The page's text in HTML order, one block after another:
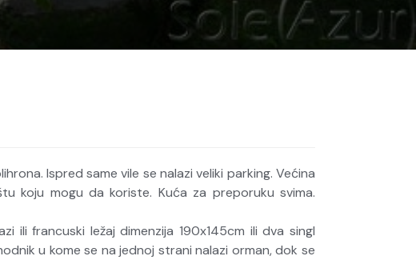
Ispred same vile se nalazi veliki parking. Većina
koju mogu da koriste. Kuća za preporuku svima.
francuski ležaj dimenzija 190x145cm ili dva singl
u kome se na jednoj strani nalazi orman, dok se